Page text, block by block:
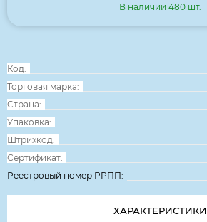
Код:
Торговая марка:
Страна:
Упаковка:
Штрихкод:
Сертификат:
Реестровый номер РРПП:
В наличии 480 шт.
ХАРАКТЕРИСТИКИ